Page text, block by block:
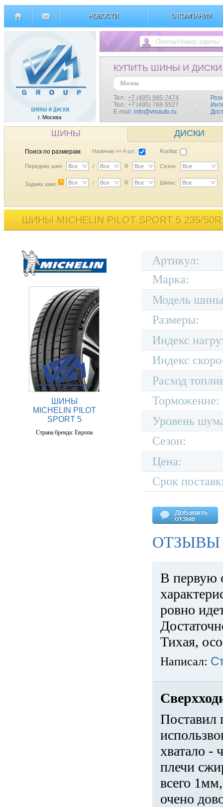
НОВОСТИ О КОМПАНИИ
г. Москва
КУПИТЬ ШИНЫ И ДИСКИ
Москва
Тел.: +7 (495) 995-7474
Тел.: +7 (495) 768-5527
E-mail: info@vmauto.ru
ШИНЫ ДИСКИ
Поиск по размерам: Наличие >= 4 шт.: Runflat:
Передних шин: Все / Все R Все Сезон: Все
Задних шин: ? Все / Все R Все Шипы: Все
ШИНЫ MICHELIN PILOT SPORT 5 235/
ШИНЫ
MICHELIN PILOT
SPORT 5
Страна бренда: Европа
Артикул:
Марка:
Модель
Размеры:
Индекс
Индекс
Расход
Торможение:
Уровень
Сезон:
Цена:
Срок
ОТЗЫВЫ
В первую
ровно
Тихая,
Написал:
Поставил
хватало -
плечи
всего
очено